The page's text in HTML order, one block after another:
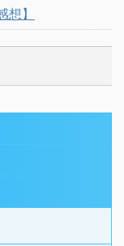
】